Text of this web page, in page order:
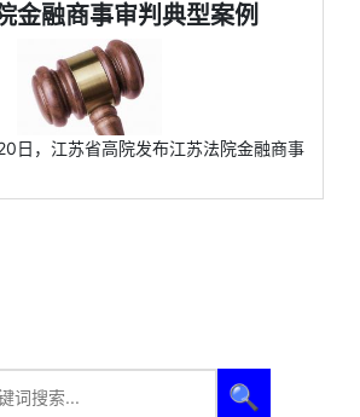
金融商事审判典型案例
日，江苏省高院发布江苏法院金融商事
🔍